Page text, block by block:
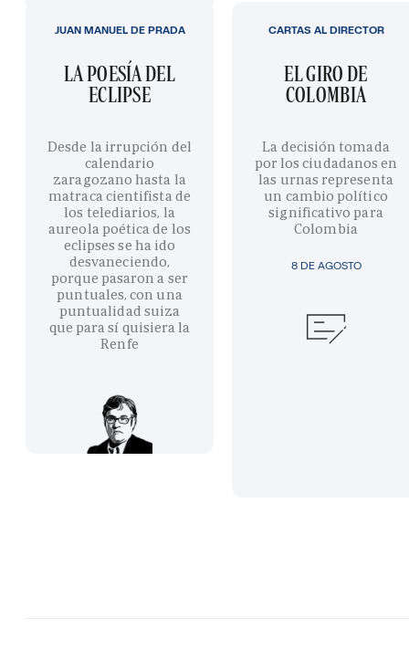
LA POESÍA DEL
ECLIPSE
Desde la irrupción del
calendario
zaragozano hasta la
matraca cientifista de
los telediarios, la
aureola poética de los
eclipses se ha ido
desvaneciendo,
porque pasaron a ser
puntuales, con una
puntualidad suiza
que para sí quisiera la
Renfe
JUAN MANUEL DE PRADA
8 DE AGOSTO
EL GIRO DE
COLOMBIA
La decisión tomada
por los ciudadanos en
las urnas representa
un cambio político
significativo para
Colombia
CARTAS AL DIRECTOR